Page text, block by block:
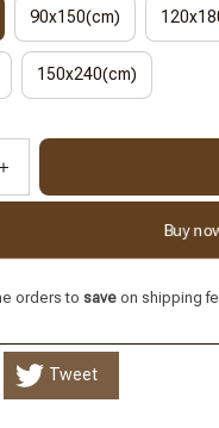
90x150(cm)
150x240(cm)
Buy
orders to save on shipping
Tweet